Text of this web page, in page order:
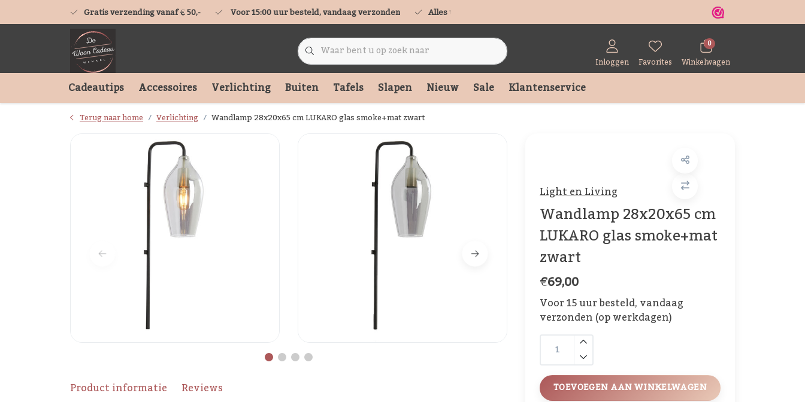
Gratis verzending vanaf € 50,- Voor 15:00 uur besteld, vandaag verzonden Alles uit voorraad leverbaar
Inloggen Favorites
0
Winkelwagen
Cadeautips Accessoires Verlichting Buiten Tafels Slapen Nieuw Sale Klantenservice
Terug naar home Verlichting Wandlamp 28x20x65 cm LUKARO glas smoke+mat zwart
Light en Living
Wandlamp 28x20x65 cm
LUKARO glas smoke+mat
zwart
€69,00
Voor 15 uur besteld, vandaag
verzonden (op werkdagen)
TOEVOEGEN AAN WINKELWAGEN
Product informatie Reviews